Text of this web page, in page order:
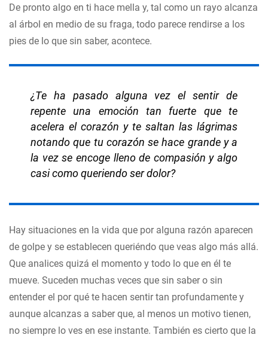
De pronto algo en ti hace mella y, tal como un rayo alcanza
al árbol en medio de su fraga, todo parece rendirse a los
pies de lo que sin saber, acontece.
¿Te ha pasado alguna vez el sentir de
repente una emoción tan fuerte que te
acelera el corazón y te saltan las lágrimas
notando que tu corazón se hace grande y a
la vez se encoge lleno de compasión y algo
casi como queriendo ser dolor?
Hay situaciones en la vida que por alguna razón aparecen
de golpe y se establecen queriéndo que veas algo más allá.
Que analices quizá el momento y todo lo que en él te
mueve. Suceden muchas veces que sin saber o sin
entender el por qué te hacen sentir tan profundamente y
aunque alcanzas a saber que, al menos un motivo tienen,
no siempre lo ves en ese instante. También es cierto que la